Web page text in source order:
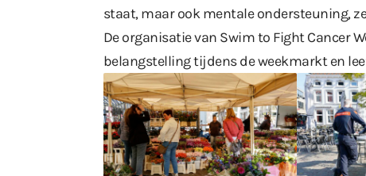
staat, maar ook mentale ondersteuning,
De organisatie van Swim to Fight Cancer
belangstelling tijdens de weekmarkt en